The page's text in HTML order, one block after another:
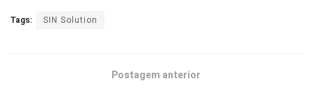
Tags: SIN Solution
Postagem anterior